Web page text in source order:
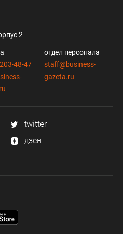
2
48-47
отдел персонала
staff@business-
gazeta.ru
twitter
дзен